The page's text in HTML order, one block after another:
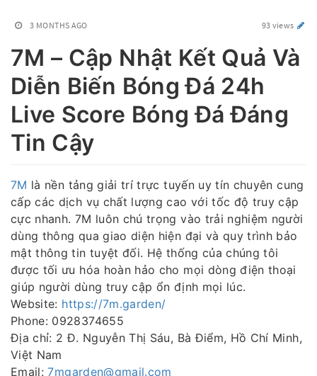
3 MONTHS AGO 93 views
7M – Cập Nhật Kết Quả Và
Diễn Biến Bóng Đá 24h
Live Score Bóng Đá Đáng
Tin Cậy
7M là nền tảng giải trí trực tuyến uy tín chuyên cung
cấp các dịch vụ chất lượng cao với tốc độ truy cập
cực nhanh. 7M luôn chú trọng vào trải nghiệm người
dùng thông qua giao diện hiện đại và quy trình bảo
mật thông tin tuyệt đối. Hệ thống của chúng tôi
được tối ưu hóa hoàn hảo cho mọi dòng điện thoại
giúp người dùng truy cập ổn định mọi lúc.
Website: https://7m.garden/
Phone: 0928374655
Địa chỉ: 2 Đ. Nguyễn Thị Sáu, Bà Điểm, Hồ Chí Minh,
Việt Nam
Email:7mgarden@gmail.com